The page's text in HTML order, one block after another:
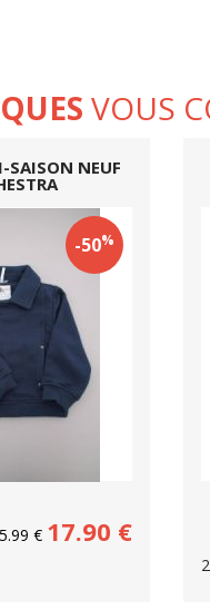
VOUS
SAISON NEUF
-50%
€ 17.90 €